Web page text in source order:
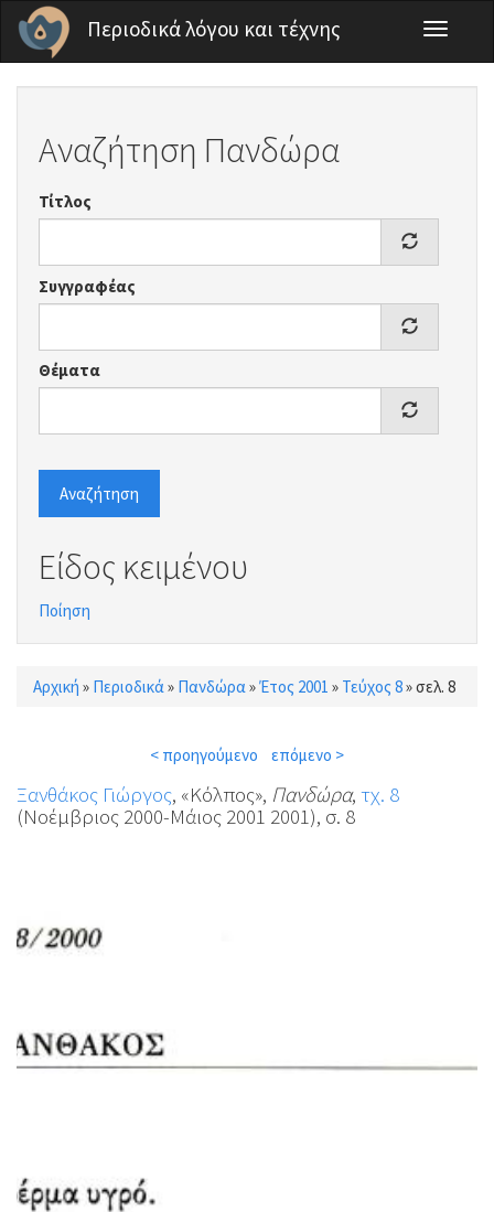
Παράκαμψη προς το κυρίως περιεχόμενο
Περιοδικά λόγου και τέχνης
Toggle
Αναζήτηση Πανδώρα
Τίτλος
Συγγραφέας
Θέματα
Αναζήτηση
Είδος κειμένου
Ποίηση
Είστε εδώ
Αρχική » Περιοδικά » Πανδώρα »Έτος 2001 » Τεύχος 8»σελ. 8
< προηγούμενο επόμενο >
Ξανθάκος Γιώργος, «Κόλπος», Πανδώρα, τχ. 8
(Νοέμβριος 2000-Μάιος 2001 2001), σ. 8